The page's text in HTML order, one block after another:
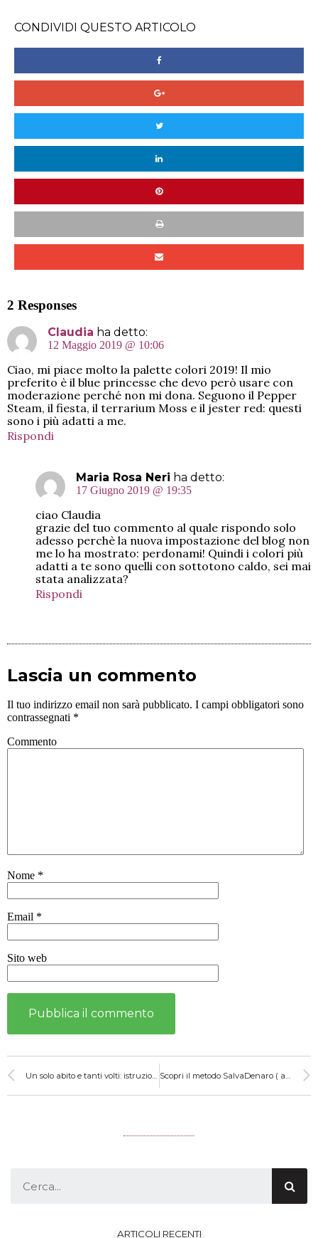
CONDIVIDI QUESTO ARTICOLO
2 Responses
Claudia ha detto:
12 Maggio 2019 @ 10:06
Ciao, mi piace molto la palette colori 2019! Il mio
preferito è il blue princesse che devo però usare con
moderazione perché non mi dona. Seguono il Pepper
Steam, il fiesta, il terrarium Moss e il jester red: questi
sono i più adatti a me.
Rispondi
Maria Rosa Neri ha detto:
17 Giugno 2019 @ 19:35
ciao Claudia
grazie del tuo commento al quale rispondo solo
adesso perchè la nuova impostazione del blog non
me lo ha mostrato: perdonami! Quindi i colori più
adatti a te sono quelli con sottotono caldo, sei mai
stata analizzata?
Rispondi
Lascia un commento
Il tuo indirizzo email non sarà pubblicato. I campi obbligatori sono
contrassegnati *
Commento
Nome *
Email *
Sito web
Un solo abito e tanti volti: istruzioni per l’uso Scopri il metodo SalvaDenaro ( anche se ci sono i saldi )
ARTICOLI RECENTI